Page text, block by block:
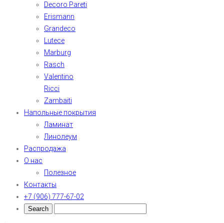
Decoro Pareti
Erismann
Grandeco
Lutece
Marburg
Rasch
Valentino
Ricci
Zambaiti
Напольные покрытия
Ламинат
Линолеум
Распродажа
О нас
Полезное
Контакты
+7 (906) 777-67-02